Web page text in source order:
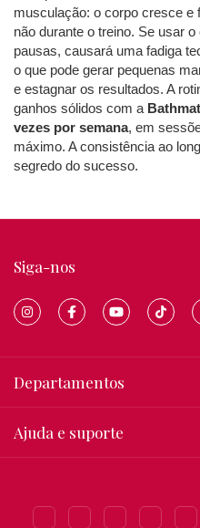
musculação: o corpo cresce e
não durante o treino. Se usar
pausas, causará uma fadiga
o que pode gerar pequenas
e estagnar os resultados. A
ganhos sólidos com a
vezes por semana, em
máximo. A consistência ao
segredo do sucesso.
Siga-nos
Departamentos
Ajuda e suporte